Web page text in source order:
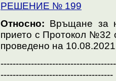
РЕШЕНИЕ № 199
Относно: Връщане за
прието с Протокол №32
проведено на 10.08.2021
-------------------------------------